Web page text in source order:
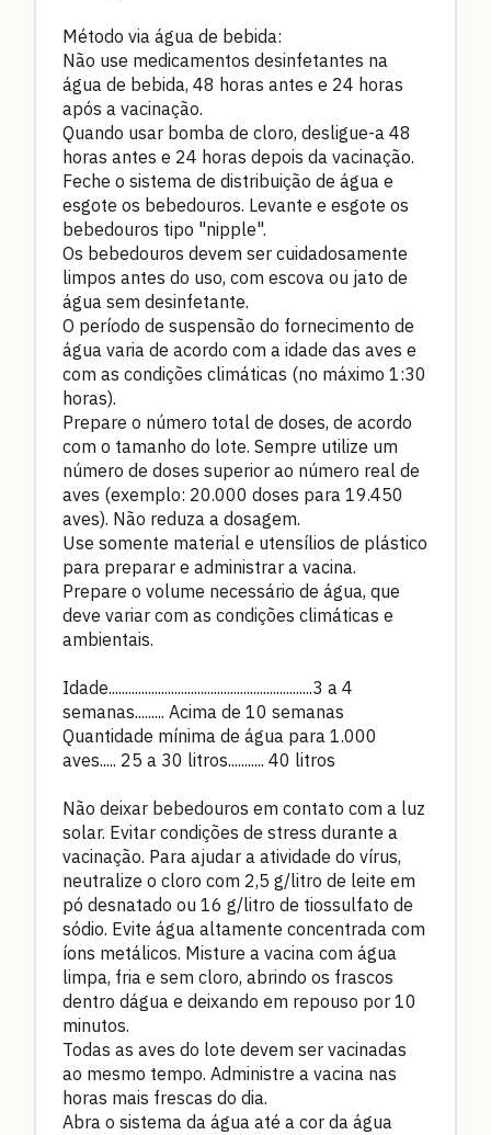
Método via água de bebida:
Não use medicamentos desinfetantes na
água de bebida, 48 horas antes e 24 horas
após a vacinação.
Quando usar bomba de cloro, desligue-a 48
horas antes e 24 horas depois da vacinação.
Feche o sistema de distribuição de água e
esgote os bebedouros. Levante e esgote os
bebedouros tipo "nipple".
Os bebedouros devem ser cuidadosamente
limpos antes do uso, com escova ou jato de
água sem desinfetante.
O período de suspensão do fornecimento de
água varia de acordo com a idade das aves e
com as condições climáticas (no máximo 1:30
horas).
Prepare o número total de doses, de acordo
com o tamanho do lote. Sempre utilize um
número de doses superior ao número real de
aves (exemplo: 20.000 doses para 19.450
aves). Não reduza a dosagem.
Use somente material e utensílios de plástico
para preparar e administrar a vacina.
Prepare o volume necessário de água, que
deve variar com as condições climáticas e
ambientais.
Idade..............................................................3 a 4
semanas......... Acima de 10 semanas
Quantidade mínima de água para 1.000
aves..... 25 a 30 litros........... 40 litros
Não deixar bebedouros em contato com a luz
solar. Evitar condições de stress durante a
vacinação. Para ajudar a atividade do vírus,
neutralize o cloro com 2,5 g/litro de leite em
pó desnatado ou 16 g/litro de tiossulfato de
sódio. Evite água altamente concentrada com
íons metálicos. Misture a vacina com água
limpa, fria e sem cloro, abrindo os frascos
dentro dágua e deixando em repouso por 10
minutos.
Todas as aves do lote devem ser vacinadas
ao mesmo tempo. Administre a vacina nas
horas mais frescas do dia.
Abra o sistema da água até a cor da água